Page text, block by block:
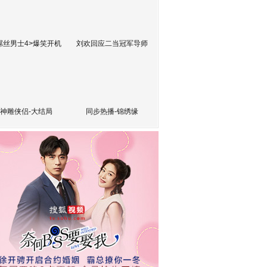
丝男士4>爆笑开机 刘欢回应二当冠军导师
神雕侠侣-大结局 同步热播-锦绣缘